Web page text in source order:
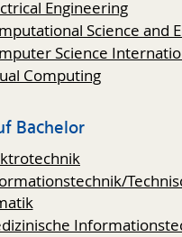
Engineering
Science and
Science
Computing
Bachelor